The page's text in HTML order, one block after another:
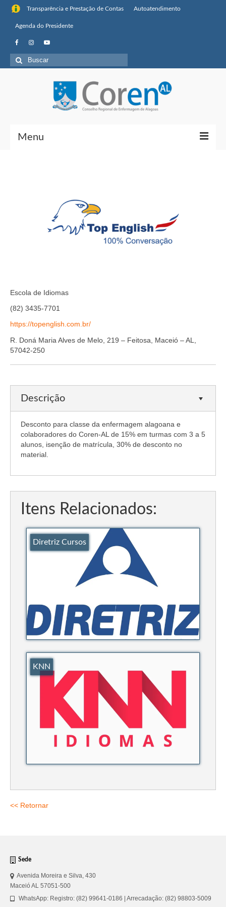
Transparência e Prestação de Contas Autoatendimento
Agenda do Presidente
Menu
Missão, visão de futuro e valores
Organograma
Carta de Serviços ao Cidadão
Governança
Eleições 2023
Eleições Anteriores
Agenda do presidente
Editais e licitação
Eleições
Legislações
Desagravo Público
Processos Éticos
Censura Pública
Suspensão do Exercício Profissional
Para Você
Procedimento para registro
Clube de Vantagens
Valores dos serviços
Notícias
Escola de Idiomas
(82) 3435-7701
https://topenglish.com.br/
R. Doná Maria Alves de Melo, 219 – Feitosa, Maceió – AL,
57042-250
Descrição
Desconto para classe da enfermagem alagoana e
colaboradores do Coren-AL de 15% em turmas com 3 a 5
alunos, isenção de matrícula, 30% de desconto no
material.
Itens Relacionados:
Diretriz Cursos
KNN
<< Retornar
Sede
Avenida Moreira e Silva, 430
Maceió AL 57051-500
WhatsApp: Registro: (82) 99641-0186 | Arrecadação: (82) 98803-5009